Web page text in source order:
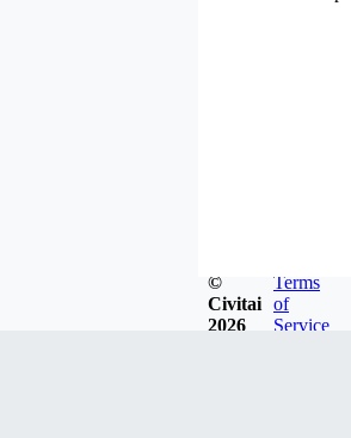
©
Civitai
2026
Terms
of
Service